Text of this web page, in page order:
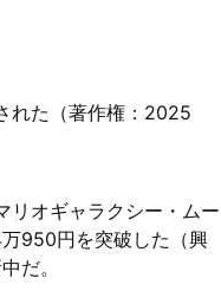
れた（著作権：2025
リオギャラクシー・ムー
950円を突破した（興
だ。